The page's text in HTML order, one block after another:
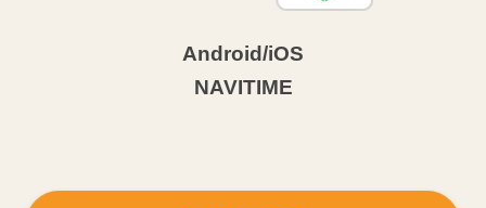
Android/iOS
NAVITIME